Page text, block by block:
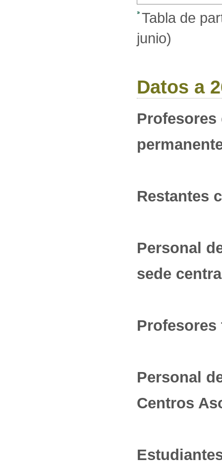
Tabla de
junio)
Datos a
Restantes
Personal
sede
Profesores
Personal
Centros